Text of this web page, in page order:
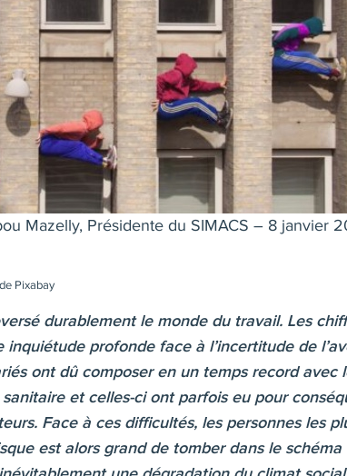
Mazelly, Présidente du SIMACS – 8 janvier
Pixabay
durablement le monde du travail. Les
profonde face à l’incertitude de
ont dû composer en un temps record avec
et celles-ci ont parfois eu pour
Face à ces difficultés, les personnes les
est alors grand de tomber dans le